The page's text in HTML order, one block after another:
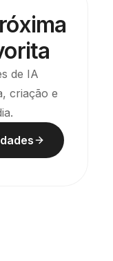
mas
de tinta,
linhas
todo
e de
ou
é
muito
de IA
criação e